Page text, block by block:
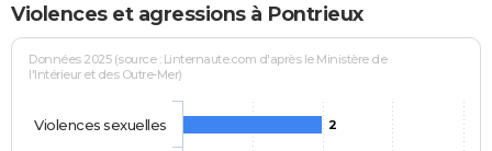
Violences et agressions à Pontrieux
Données 2025 (source : Linternaute.com d'après le Ministère de
l'Intérieur et des Outre-Mer)
2
Violences sexuelles